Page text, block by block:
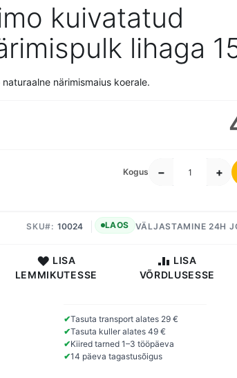
kuivatatud
lihaga
naturaalne närimismaius koerale.
Kogus − +
VÄLJASTAMINE 24H
SKU 10024 LAOS
LISA
LEMMIKUTESSE
LISA
VÕRDLUSESSE
✔Tasuta transport alates 29 €
✔Tasuta kuller alates 49 €
✔Kiired tarned 1–3 tööpäeva
✔14 päeva tagastusõigus